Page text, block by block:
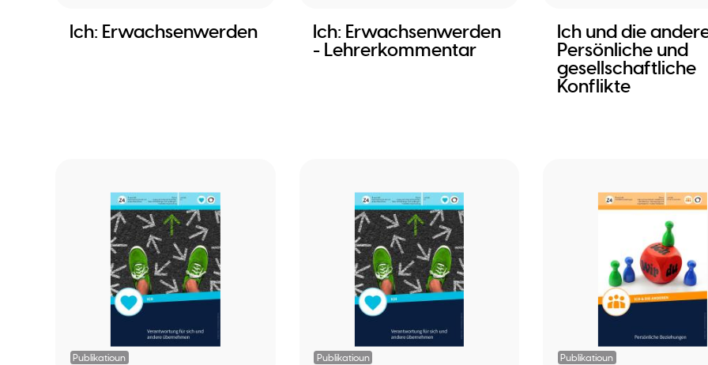
Ich: Erwachsenwerden Ich: Erwachsenwerden
- Lehrerkommentar
Ich und die
Persönliche und
gesellschaftliche
Konflikte
Publikatioun Publikatioun Publikatioun